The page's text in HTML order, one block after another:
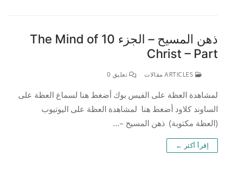
ذهن المسيح – الجزء 10 The Mind of
Christ – Part
تعليق 0
لمشاهدة العظة على الفيس بوك أضغط هنا لسماع العظة على
الساوند كلاود أضغط هنا لمشاهدة العظة على اليوتيوب
(العظة مكتوبة) ذهن المسيح –…
إقرأ أكثر ←